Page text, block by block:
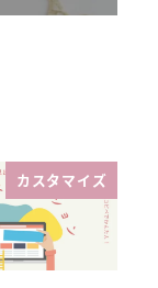
カスタマイズ